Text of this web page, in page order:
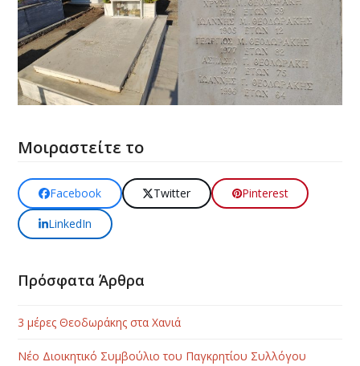
Μοιραστείτε το
Facebook Twitter
Pinterest
LinkedIn
Πρόσφατα Άρθρα
3 μέρες Θεοδωράκης στα Χανιά
Νέο Διοικητικό Συμβούλιο του Παγκρητίου Συλλόγου